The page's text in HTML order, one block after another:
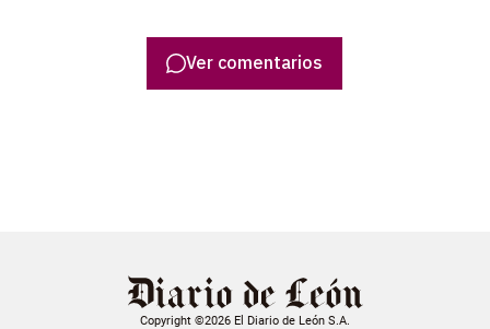
Ver comentarios
Copyright ©2026 El Diario de León S.A.